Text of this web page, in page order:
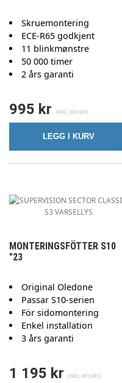
Skruemontering
ECE-R65 godkjent
11 blinkmønstre
50 000 timer
2 års garanti
995 kr
LEGG I KURV
MONTERINGSFÖTTER S10
"23
Original Oledone
Passar S10-serien
För sidomontering
Enkel installation
3 års garanti
1 195 kr